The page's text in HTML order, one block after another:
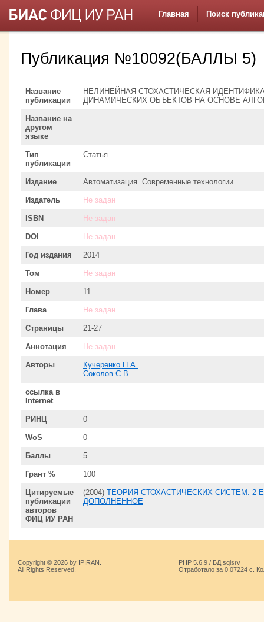
Главная Поиск
Публикация №10092(БАЛЛЫ 5)
Название
публикации
НЕЛИНЕЙНАЯ СТОХАСТИЧЕСКАЯ
ДИНАМИЧЕСКИХ ОБЪЕКТОВ НА ОСНОВЕ
Название на
другом
языке
Тип
публикации
Статья
Издание Автоматизация. Современные технологии
Издатель Не задан
ISBN Не задан
DOI Не задан
Год издания 2014
Том Не задан
Номер 11
Глава Не задан
Страницы 21-27
Аннотация Не задан
Авторы
Кучеренко П.А.
Соколов С.В.
ссылка в
Internet
РИНЦ 0
WoS 0
Баллы 5
Грант % 100
Цитируемые
публикации
авторов
ФИЦ ИУ РАН
(2004) ТЕОРИЯ СТОХАСТИЧЕСКИХ СИСТЕМ.
ДОПОЛНЕННОЕ
Copyright © 2026 by IPIRAN.
All Rights Reserved.
PHP 5.6.9 / БД sqlsrv
Отработало за 0.07224 с.